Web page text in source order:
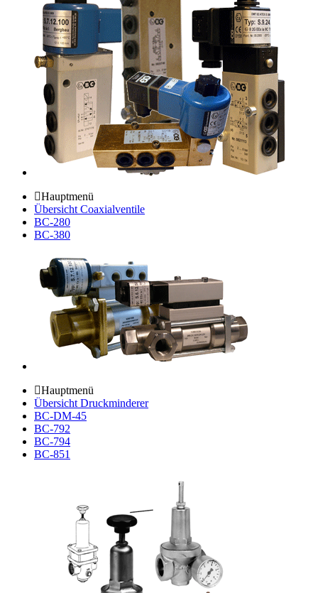
Hauptmenü
Übersicht Coaxialventile
BC-280
BC-380
Hauptmenü
Übersicht Druckminderer
BC-DM-45
BC-792
BC-794
BC-851